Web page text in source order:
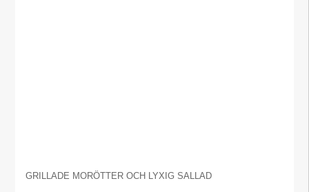
GRILLADE MORÖTTER OCH LYXIG SALLAD